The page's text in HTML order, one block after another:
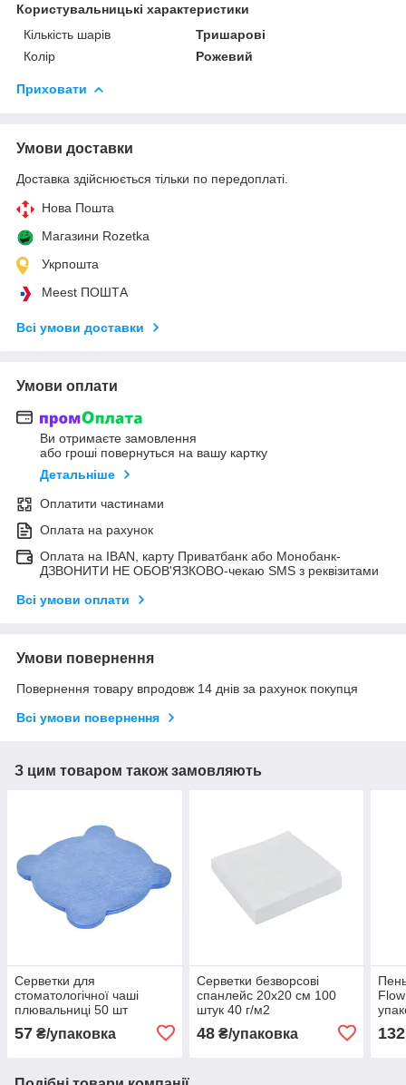
Користувальницькі характеристики
Кількість шарів
Тришарові
Колір
Рожевий
Приховати
Умови доставки
Доставка здійснюється тільки по передоплаті.
Нова Пошта
Магазини Rozetka
Укрпошта
Meest ПОШТА
Всі умови доставки
Умови оплати
Ви отримаєте замовлення
або гроші повернуться на вашу картку
Детальніше
Оплатити частинами
Оплата на рахунок
Оплата на IBAN, карту Приватбанк або Монобанк-
ДЗВОНИТИ НЕ ОБОВ'ЯЗКОВО-чекаю SMS з реквізитами
Всі умови оплати
Умови повернення
Повернення товару впродовж 14 днів за рахунок покупця
Всі умови повернення
З цим товаром також замовляють
Серветки для
стоматологічної чаші
плювальниці 50 шт
57 ₴/упаковка
Серветки безворсові
спанлейс 20х20 см 100
штук 40 г/м2
48₴/упаковка 132